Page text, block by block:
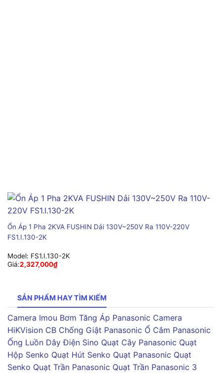
Ổn Áp 1 Pha 2KVA FUSHIN Dải 130V~250V Ra 110V-220V
FS1.I.130-2K
Model: FS1.I.130-2K
Giá:2,327,000₫
SẢN PHẨM HAY TÌM KIẾM
Camera Imou Bơm Tăng Áp Panasonic Camera
HiKVision CB Chống Giật Panasonic Ổ Cắm Panasonic
Ống Luồn Dây Điện Sino Quạt Cây Panasonic Quạt
Hộp Senko Quạt Hút Senko Quạt Panasonic Quạt
Senko Quạt Trần Panasonic Quạt Trần Panasonic 3